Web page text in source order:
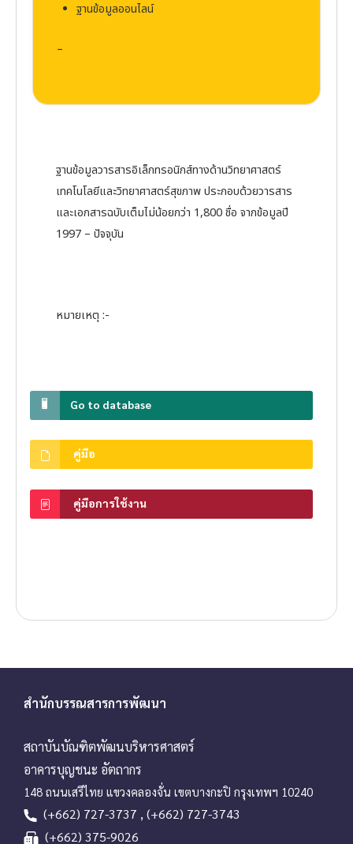
ฐานข้อมูลออนไลน์
–
ฐานข้อมูลวารสารอิเล็กทรอนิกส์ทางด้านวิทยาศาสตร์
เทคโนโลยีและวิทยาศาสตร์สุขภาพ ประกอบด้วยวารสาร
และเอกสารฉบับเต็มไม่น้อยกว่า 1,800 ชื่อ จากข้อมูลปี
1997 – ปัจจุบัน
หมายเหตุ :-
Go to database
คู่มือ
คู่มือการใช้งาน
สำนักบรรณสารการพัฒนา
สถาบันบัณฑิตพัฒนบริหารศาสตร์
อาคารบุญชนะ อัตถากร
148 ถนนเสรีไทย แขวงคลองจั่น เขตบางกะปิ กรุงเทพฯ 10240
(+662) 727-3737 , (+662) 727-3743
(+662) 375-9026